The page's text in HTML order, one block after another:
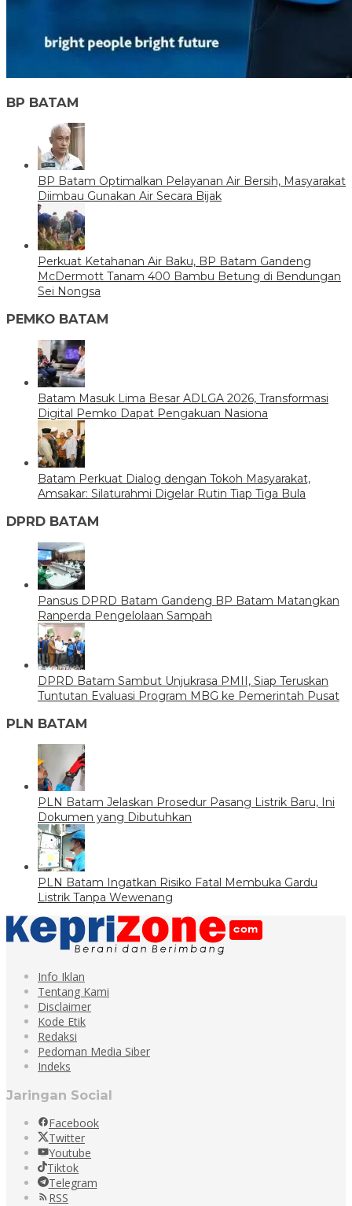
BP BATAM
BP Batam Optimalkan Pelayanan Air Bersih, Masyarakat
Diimbau Gunakan Air Secara Bijak
Perkuat Ketahanan Air Baku, BP Batam Gandeng
McDermott Tanam 400 Bambu Betung di Bendungan
Sei Nongsa
PEMKO BATAM
Batam Masuk Lima Besar ADLGA 2026, Transformasi
Digital Pemko Dapat Pengakuan Nasiona
Batam Perkuat Dialog dengan Tokoh Masyarakat,
Amsakar: Silaturahmi Digelar Rutin Tiap Tiga Bula
DPRD BATAM
Pansus DPRD Batam Gandeng BP Batam Matangkan
Ranperda Pengelolaan Sampah
DPRD Batam Sambut Unjukrasa PMII, Siap Teruskan
Tuntutan Evaluasi Program MBG ke Pemerintah Pusat
PLN BATAM
PLN Batam Jelaskan Prosedur Pasang Listrik Baru, Ini
Dokumen yang Dibutuhkan
PLN Batam Ingatkan Risiko Fatal Membuka Gardu
Listrik Tanpa Wewenang
Info Iklan
Tentang Kami
Disclaimer
Kode Etik
Redaksi
Pedoman Media Siber
Indeks
Jaringan Social
Facebook
Twitter
Youtube
Tiktok
Telegram
RSS